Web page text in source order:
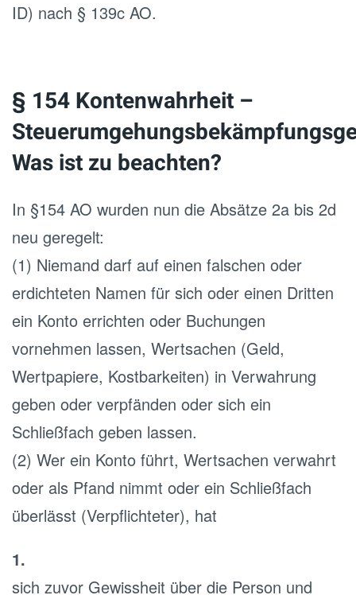
ID) nach § 139c AO.
§ 154Kontenwahrheit –
Was ist zu beachten?
In §154 AO wurden nun die Absätze 2a bis 2d
neu geregelt:
(1) Niemand darf auf einen falschen oder
erdichteten Namen für sich oder einen Dritten
ein Konto errichten oder Buchungen
vornehmen lassen, Wertsachen (Geld,
Wertpapiere, Kostbarkeiten) in Verwahrung
geben oder verpfänden oder sich ein
Schließfach geben lassen.
(2) Wer ein Konto führt, Wertsachen verwahrt
oder als Pfand nimmt oder ein Schließfach
überlässt (Verpflichteter), hat
1.
sich zuvor Gewissheit über die Person und